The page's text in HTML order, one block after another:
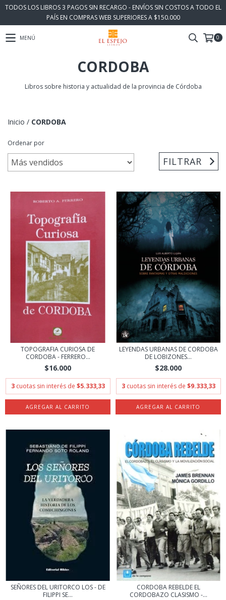
TODOS LOS LIBROS 3 PAGOS SIN RECARGO - ENVÍOS SIN COSTOS A TODO EL
PAÍS EN COMPRAS WEB SUPERIORES A $150.000
MENÚ 0
CORDOBA
Libros sobre historia y actualidad de la provincia de Córdoba
Inicio / CORDOBA
Ordenar por
FILTRAR
TOPOGRAFIA CURIOSA DE
CORDOBA - FERRERO...
$16.000
3 cuotas sin interés de $5.333,33
LEYENDAS URBANAS DE CORDOBA
DE LOBIZONES...
$28.000
3 cuotas sin interés de $9.333,33
SEÑORES DEL URITORCO LOS - DE
FILIPPI SE...
CORDOBA REBELDE EL
CORDOBAZO CLASISMO -...